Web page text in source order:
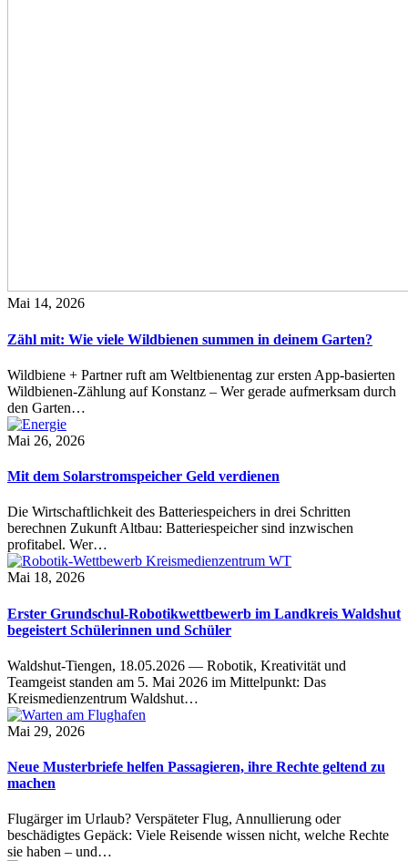
Mai 14, 2026
Zähl mit: Wie viele Wildbienen summen in deinem Garten?
Wildbiene + Partner ruft am Weltbienentag zur ersten App-basierten
Wildbienen-Zählung auf Konstanz – Wer gerade aufmerksam durch
den Garten…
Mai 26, 2026
Mit dem Solarstromspeicher Geld verdienen
Die Wirtschaftlichkeit des Batteriespeichers in drei Schritten
berechnen Zukunft Altbau: Batteriespeicher sind inzwischen
profitabel. Wer…
Mai 18, 2026
Erster Grundschul-Robotikwettbewerb im Landkreis Waldshut
begeistert Schülerinnen und Schüler
Waldshut-Tiengen, 18.05.2026 — Robotik, Kreativität und
Teamgeist standen am 5. Mai 2026 im Mittelpunkt: Das
Kreismedienzentrum Waldshut…
Mai 29, 2026
Neue Musterbriefe helfen Passagieren, ihre Rechte geltend zu
machen
Flugärger im Urlaub? Verspäteter Flug, Annullierung oder
beschädigtes Gepäck: Viele Reisende wissen nicht, welche Rechte
sie haben – und…